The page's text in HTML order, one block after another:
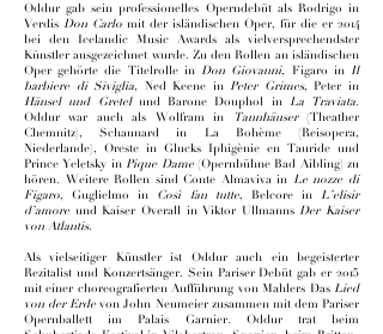
Oddur gab sein professionelles Operndebüt als Rodrigo in
Verdis Don Carlo mit der isländischen Oper, für die er 2014
bei den Icelandic Music Awards als vielversprechendster
Künstler ausgezeichnet wurde. Zu den Rollen an isländischen
Oper gehörte die Titelrolle inDon Giovanni, Figaro in Il
barbiere di Siviglia, Ned Keene inPeter Grimes, Peter in
Hänsel und Gretel und Barone Douphol in La Traviata.
Oddur war auch als Wolfram in
Tannhäuser(Theather
Chemnitz), Schaunard in La Bohème (Reisopera,
Niederlande), Oreste in Glucks Iphigènie en Tauride und
Prince Yeletsky inPique Dame(Opernbühne Bad Aibling) zu
hören. Weitere Rollen sind Conte Almaviva in Le nozze di
Figaro, Guglielmo in Così fan tutte, Belcore in L’elisir
d’amoreund Kaiser Overall in Viktor UllmannsDer Kaiser
von Atlantis.
Als vielseitiger Künstler ist Oddur auch ein begeisterter
Rezitalist und Konzertsänger. Sein Pariser Debüt gab er 2015
mit einer choreografierten Aufführung von Mahlers Das Lied
von der Erdevon John Neumeier zusammen mit dem Pariser
Opernballett im Palais Garnier. Oddur trat beim